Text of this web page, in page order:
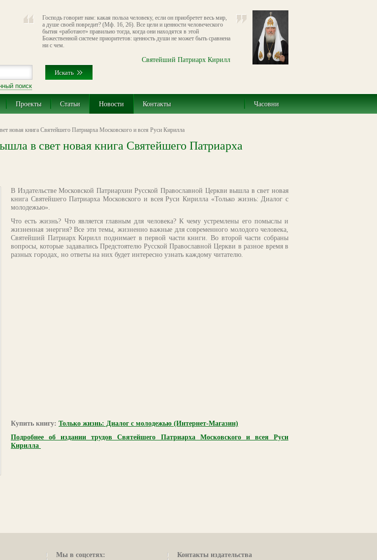
Господь говорит нам: какая польза человеку, если он приобретет весь мир,
а душе своей повредит? (Мф. 16, 26). Все цели и ценности человеческого
бытия «работают» правильно тогда, когда они находятся в этой
Божественной системе приоритетов: ценность души не может быть сравнена
ни с чем.
Святейший Патриарх Кирилл
поиск
Проекты Статьи Новости Контакты Часовни
новая книга Cвятейшего Патриарха Московского и всея Руси Кирилла
в свет новая книга Cвятейшего Патриарха
В Издательстве Московской Патриархии Русской Православной Церкви вышла в свет новая
книга Святейшего Патриарха Московского и всея Руси Кирилла «Только жизнь: Диалог с
молодежью».
Что есть жизнь? Что является главным для человека? К чему устремлены его помыслы и
жизненная энергия? Все эти темы, жизненно важные для современного молодого человека,
Святейший Патриарх Кирилл поднимает в первой части книги. Во второй части собраны
вопросы, которые задавались Предстоятелю Русской Православной Церкви в разное время в
разных городах, но ответы на них будет интересно узнать каждому читателю.
Купить книгу: Только жизнь: Диалог с молодежью (Интернет-Магазин)
Подробнее об издании трудов Святейшего Патриарха Московского и всея Руси
Кирилла
Мы в соцсетях:
Контакты издательства